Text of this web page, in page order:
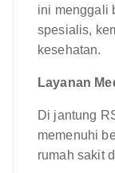
ini menggali
spesialis,
kesehatan.
Layanan
Di jantung
memenuhi
rumah sakit